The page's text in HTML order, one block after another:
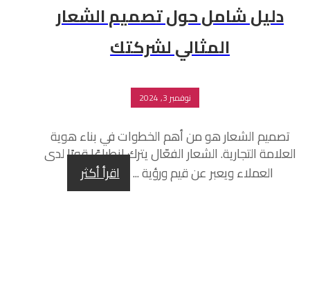
دليل شامل حول تصميم الشعار
المثالي لشركتك
نوفمبر 3, 2024
تصميم الشعار هو من أهم الخطوات في بناء هوية
العلامة التجارية. الشعار الفعّال يترك انطباعًا قويًا لدى
العملاء ويعبر عن قيم ورؤية ... اقرأ أكثر